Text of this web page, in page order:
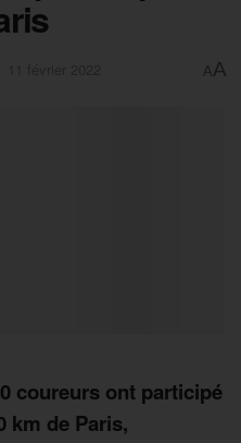
AA
coureurs ont participé
km de Paris,